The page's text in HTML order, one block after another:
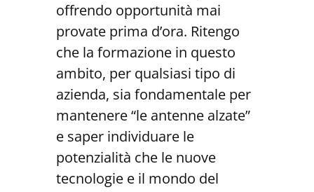
offrendo opportunità mai
provate prima d’ora. Ritengo
che la formazione in questo
ambito, per qualsiasi tipo di
azienda, sia fondamentale per
mantenere “le antenne alzate”
e saper individuare le
potenzialità che le nuove
tecnologie e il mondo del